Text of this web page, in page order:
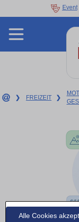
Alle Cookies
Event
❯ FREIZEIT ❯